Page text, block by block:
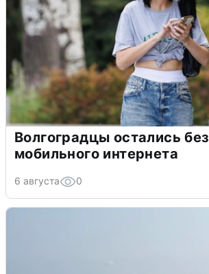
Волгоградцы остались без
мобильного интернета
6 августа 0